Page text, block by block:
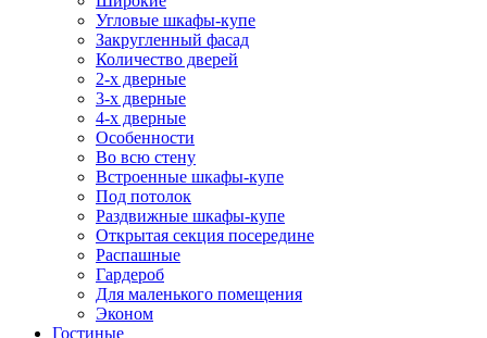
Угловые шкафы-купе
Закругленный фасад
Количество дверей
2-х дверные
3-х дверные
4-х дверные
Особенности
Во всю стену
Встроенные шкафы-купе
Под потолок
Раздвижные шкафы-купе
Открытая секция посередине
Распашные
Гардероб
Для маленького помещения
Эконом
Гостиные